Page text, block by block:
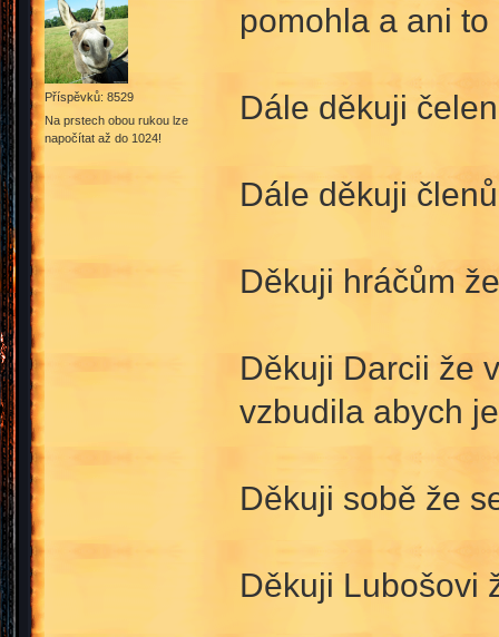
Příspěvků: 8529
Na prstech obou rukou lze
napočítat až do 1024!
pomohla a ani
Dále děkuji
Dále děkuji
Děkuji hráčům
Děkuji Darcii že
vzbudila abych
Děkuji sobě že
Děkuji Lubošovi